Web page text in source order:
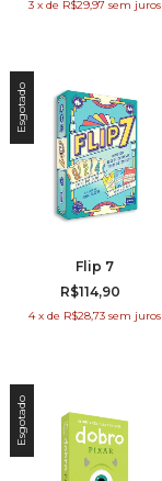
3 x de R$29,97 sem juros
Esgotado
Flip 7
R$114,90
4 x de R$28,73 sem juros
Esgotado